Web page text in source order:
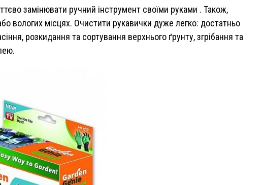
замінювати ручний інструмент своїми руками . Також,
вологих місцях. Очистити рукавички дуже легко: достатньо
розкидання та сортування верхнього ґрунту, згрібання та